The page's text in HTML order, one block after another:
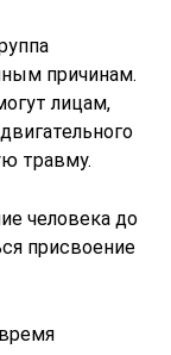
причинам.
лицам,
травму.
человека до
присвоение